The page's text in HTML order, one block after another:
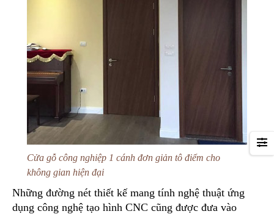
Cửa gỗ công nghiệp 1 cánh đơn giản tô điểm cho
không gian hiện đại
Những đường nét thiết kế mang tính nghệ thuật ứng
dụng công nghệ tạo hình CNC cũng được đưa vào